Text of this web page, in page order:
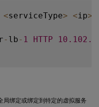
<serviceType> <ip>
- lb - 1 HTTP 10.102
局绑定或绑定到特定的虚拟服务